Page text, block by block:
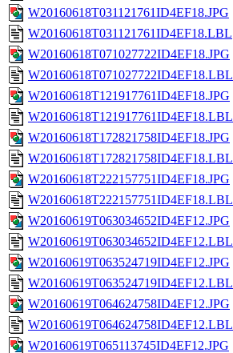
W20160618T031121761ID4EF18.JPG
W20160618T031121761ID4EF18.LBL
W20160618T071027722ID4EF18.JPG
W20160618T071027722ID4EF18.LBL
W20160618T121917761ID4EF18.JPG
W20160618T121917761ID4EF18.LBL
W20160618T172821758ID4EF18.JPG
W20160618T172821758ID4EF18.LBL
W20160618T222157751ID4EF18.JPG
W20160618T222157751ID4EF18.LBL
W20160619T063034652ID4EF12.JPG
W20160619T063034652ID4EF12.LBL
W20160619T063524719ID4EF12.JPG
W20160619T063524719ID4EF12.LBL
W20160619T064624758ID4EF12.JPG
W20160619T064624758ID4EF12.LBL
W20160619T065113745ID4EF12.JPG